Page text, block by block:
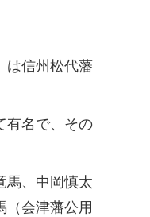
は信州松代藩
有名で、その
馬、中岡慎太
（会津藩公用